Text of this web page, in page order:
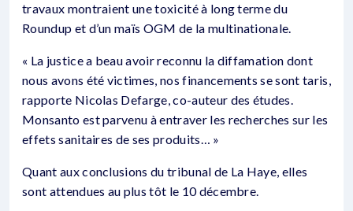
travaux montraient une toxicité à long terme du
Roundup et d’un maïs OGM de la multinationale.
« La justice a beau avoir reconnu la diffamation dont
nous avons été victimes, nos financements se sont taris,
rapporte Nicolas Defarge, co-auteur des études.
Monsanto est parvenu à entraver les recherches sur les
effets sanitaires de ses produits… »
Quant aux conclusions du tribunal de La Haye, elles
sont attendues au plus tôt le 10 décembre.